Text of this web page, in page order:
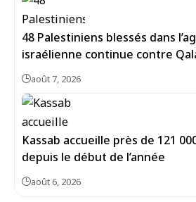
48 Palestiniens blessés dans
israélienne continue contre
août 7, 2026
Kassab accueille près de 121
depuis le début de l’année
août 6, 2026